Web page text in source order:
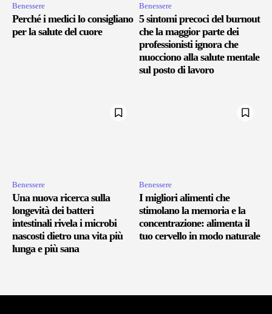
Benessere
Perché i medici lo consigliano
per la salute del cuore
Benessere
5 sintomi precoci del burnout
che la maggior parte dei
professionisti ignora che
nuocciono alla salute mentale
sul posto di lavoro
Benessere
Una nuova ricerca sulla
longevità dei batteri
intestinali rivela i microbi
nascosti dietro una vita più
lunga e più sana
Benessere
I migliori alimenti che
stimolano la memoria e la
concentrazione: alimenta il
tuo cervello in modo naturale